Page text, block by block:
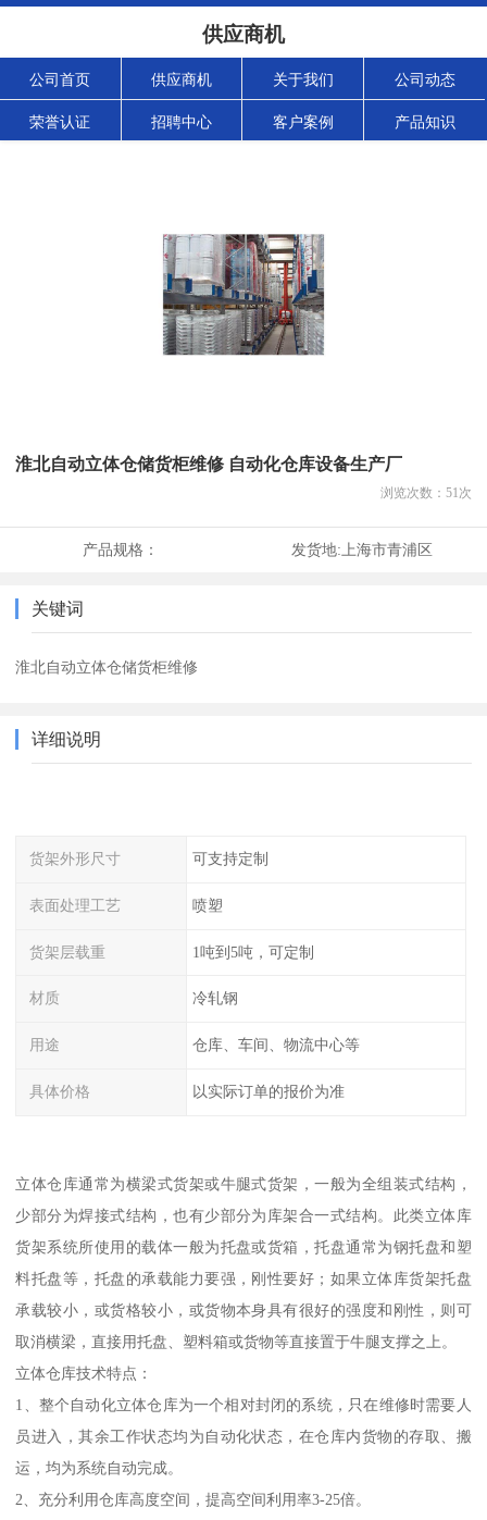
供应商机
公司首页 供应商机 关于我们 公司动态
荣誉认证 招聘中心 客户案例 产品知识
淮北自动立体仓储货柜维修 自动化仓库设备生产厂
浏览次数： 51次
产品规格： 发货地: 上海市青浦区
关键词
淮北自动立体仓储货柜维修
详细说明
货架外形尺寸 可支持定制
表面处理工艺 喷塑
货架层载重 1吨到5吨，可定制
材质 冷轧钢
用途 仓库、车间、物流中心等
具体价格 以实际订单的报价为准
立体仓库通常为横梁式货架或牛腿式货架，一般为全组装式结构，
少部分为焊接式结构，也有少部分为库架合一式结构。此类立体库
货架系统所使用的载体一般为托盘或货箱，托盘通常为钢托盘和塑
料托盘等，托盘的承载能力要强，刚性要好；如果立体库货架托盘
承载较小，或货格较小，或货物本身具有很好的强度和刚性，则可
取消横梁，直接用托盘、塑料箱或货物等直接置于牛腿支撑之上。
立体仓库技术特点：
1、整个自动化立体仓库为一个相对封闭的系统，只在维修时需要人
员进入，其余工作状态均为自动化状态，在仓库内货物的存取、搬
运，均为系统自动完成。
2、充分利用仓库高度空间，提高空间利用率3-25倍。